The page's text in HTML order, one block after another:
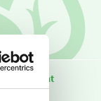
equivalent